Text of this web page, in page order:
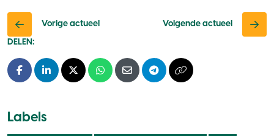
Vorige actueel
Volgende actueel
DELEN:
Facebook
LinkedInX - TwitterWhatsapp
E-mailTelegramKopieer naar
Labels